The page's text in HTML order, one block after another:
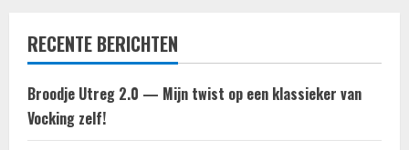
RECENTE BERICHTEN
Broodje Utreg 2.0 — Mijn twist op een klassieker van
Vocking zelf!